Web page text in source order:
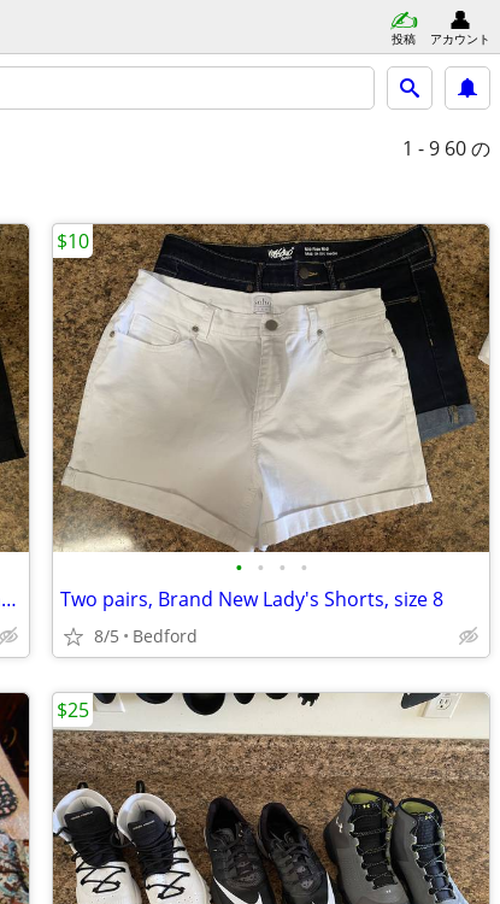
投稿 アカウント
1 - 9 60 の
Two pairs of New York & Company Lady's Shorts, size 6
• • • •
Two pairs, Brand New Lady's Shorts, size 8
8/5 Bedford
$10
$25